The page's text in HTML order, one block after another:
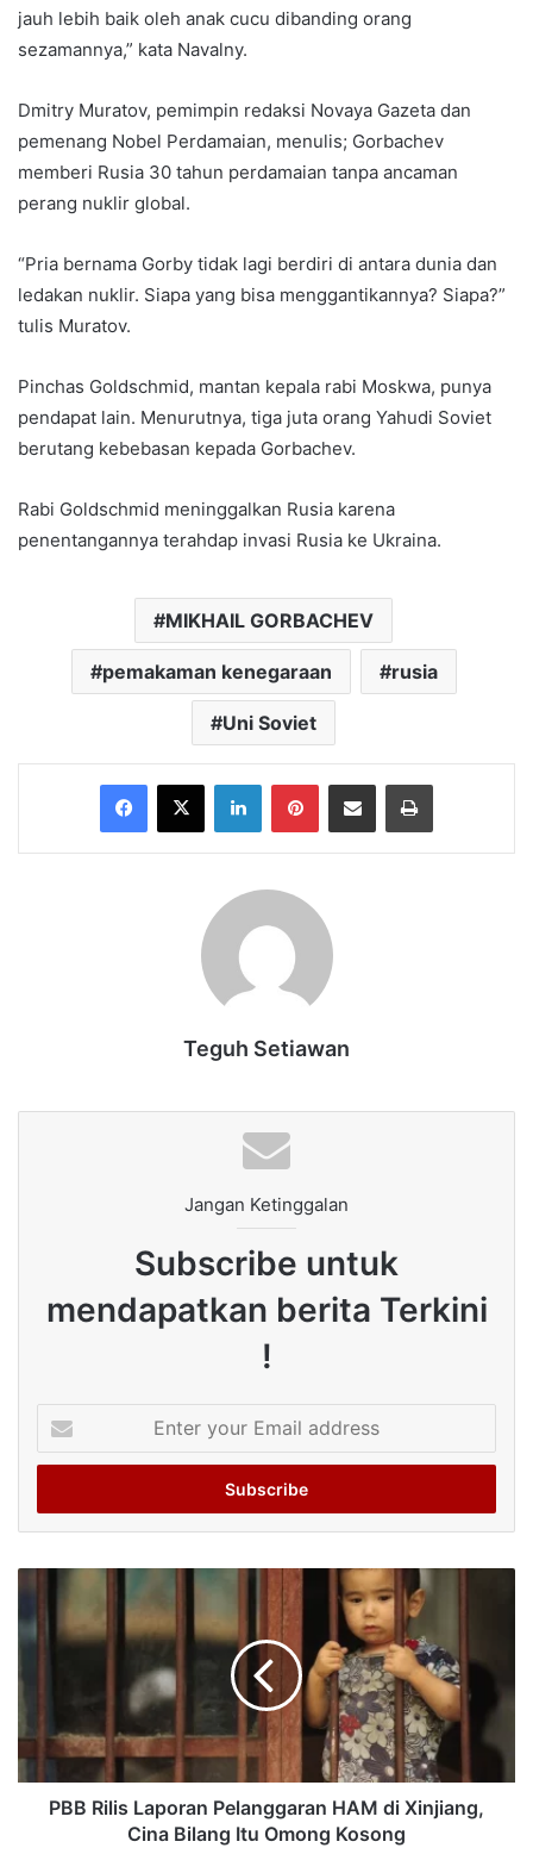
jauh lebih baik oleh anak cucu dibanding orang
sezamannya,” kata Navalny.
Dmitry Muratov, pemimpin redaksi Novaya Gazeta dan
pemenang Nobel Perdamaian, menulis; Gorbachev
memberi Rusia 30 tahun perdamaian tanpa ancaman
perang nuklir global.
“Pria bernama Gorby tidak lagi berdiri di antara dunia dan
ledakan nuklir. Siapa yang bisa menggantikannya? Siapa?”
tulis Muratov.
Pinchas Goldschmid, mantan kepala rabi Moskwa, punya
pendapat lain. Menurutnya, tiga juta orang Yahudi Soviet
berutang kebebasan kepada Gorbachev.
Rabi Goldschmid meninggalkan Rusia karena
penentangannya terahdap invasi Rusia ke Ukraina.
MIKHAIL GORBACHEV
pemakaman kenegaraan rusia
Uni Soviet
Facebook
X LinkedInPinterestShare via Email Print
Teguh Setiawan
Jangan Ketinggalan
Subscribe untuk
mendapatkan berita Terkini
!
your
Email
PBB Rilis Laporan Pelanggaran HAM di Xinjiang,
Cina Bilang Itu Omong Kosong